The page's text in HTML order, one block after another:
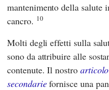
mantenimento della salute
cancro. 10
Molti degli effetti sulla
sono da attribuire alle
contenute. Il nostro
secondariefornisce una